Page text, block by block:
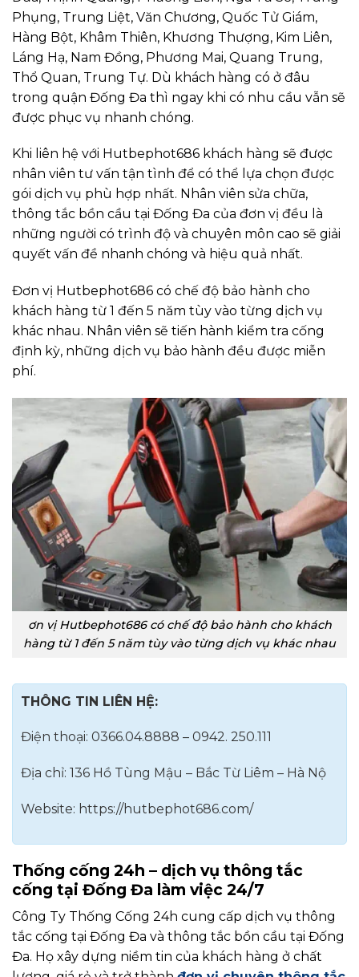
Phụng, Trung Liệt, Văn Chương, Quốc Tử Giám,
Hàng Bột, Khâm Thiên, Khương Thượng, Kim Liên,
Láng Hạ, Nam Đồng, Phương Mai, Quang Trung,
Thổ Quan, Trung Tự. Dù khách hàng có ở đâu
trong quận Đống Đa thì ngay khi có nhu cầu vẫn sẽ
được phục vụ nhanh chóng.
Khi liên hệ với Hutbephot686 khách hàng sẽ được
nhân viên tư vấn tận tình để có thể lựa chọn được
gói dịch vụ phù hợp nhất. Nhân viên sửa chữa,
thông tắc bồn cầu tại Đống Đa của đơn vị đều là
những người có trình độ và chuyên môn cao sẽ giải
quyết vấn đề nhanh chóng và hiệu quả nhất.
Đơn vị Hutbephot686 có chế độ bảo hành cho
khách hàng từ 1 đến 5 năm tùy vào từng dịch vụ
khác nhau. Nhân viên sẽ tiến hành kiểm tra cống
định kỳ, những dịch vụ bảo hành đều được miễn
phí.
ơn vị Hutbephot686 có chế độ bảo hành cho khách
hàng từ 1 đến 5 năm tùy vào từng dịch vụ khác nhau
THÔNG TIN LIÊN HỆ:
Điện thoại: 0366.04.8888 – 0942. 250.111
Địa chỉ: 136 Hồ Tùng Mậu – Bắc Từ Liêm – Hà Nộ
Website: https://hutbephot686.com/
Thống cống 24h – dịch vụ thông tắc
cống tại Đống Đa làm việc 24/7
Công Ty Thống Cống 24h cung cấp dịch vụ thông
tắc cống tại Đống Đa và thông tắc bồn cầu tại Đống
Đa. Họ xây dựng niềm tin của khách hàng ở chất